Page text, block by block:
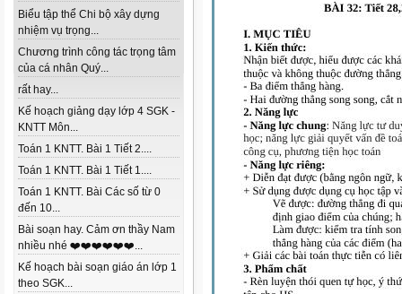
Biểu tập thể Chi bộ xây dựng
nhiệm vụ trọng...
Chương trình công tác trọng tâm
của cá nhân Quý...
rất hay...
Kế hoạch giảng dạy lớp 4 SGK -
KNTT Môn...
Toán 1 KNTT. Bài 1 Tiết 2....
Toán 1 KNTT. Bài 1 Tiết 1....
Toán 1 KNTT. Bài Các số từ 0
đến 10...
Bài soạn hay. Cảm ơn thầy Nam
nhiều nhé ❤️❤️❤️❤️❤️❤️...
Kế hoạch bài soạn giáo án lớp 1
theo SGK...